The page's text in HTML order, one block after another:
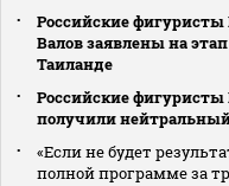
Российские фигуристы
Валов заявлены на
Таиланде
Российские
получили нейтральный
«Если не будет
полной программе за